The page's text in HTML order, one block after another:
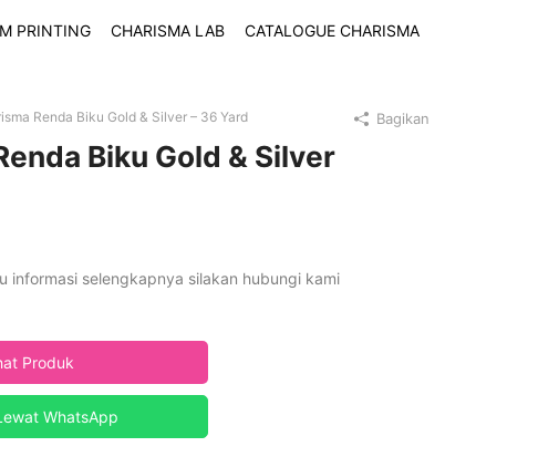
PRINTING CHARISMA LAB CATALOGUE CHARISMA
Renda Biku Gold & Silver – 36 Yard
Biku Gold & Silver
informasi selengkapnya silakan hubungi kami
Produk
WhatsApp
Bagikan